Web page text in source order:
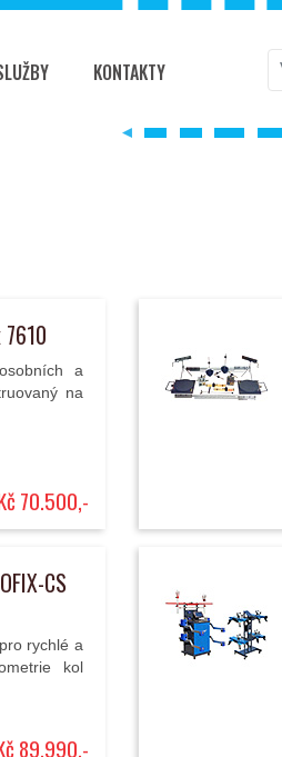
KONTAKTY
a
na
70.500,-
CS
rychlé a
kol
89.990,-